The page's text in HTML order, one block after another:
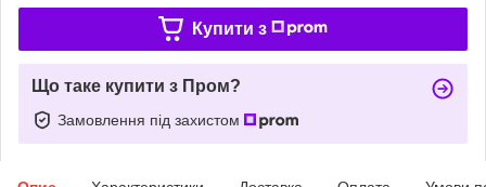
Купити з
Що таке купити з Пром?
Замовлення під захистом